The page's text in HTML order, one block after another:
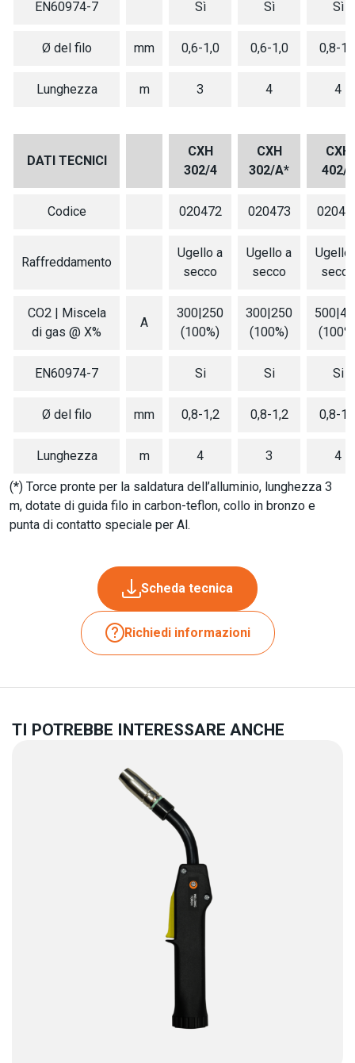
EN60974-7 Sì Sì Sì
Ø del filo mm 0,6-1,0 0,6-1,0 0,8-
Lunghezza m 3 4 4
DATI TECNICI
CXH
302/4
CXH
302/A*
CXH
402/4
Codice 020472 020473
Raffreddamento
Ugello a
secco
Ugello a
secco
Ugello
secco
CO2 | Miscela
di gas @ X%
A
300|250
(100%)
300|250
(100%)
EN60974-7 Si Si Si
Ø del filo mm 0,8-1,2 0,8-1,2 0,8-
Lunghezza m 4 3 4
(*) Torce pronte per la saldatura dell’alluminio, lunghezza 3
m, dotate di guida filo in carbon-teflon, collo in bronzo e
punta di contatto speciale per Al.
Scheda tecnica
Richiedi informazioni
TI POTREBBE INTERESSARE ANCHE